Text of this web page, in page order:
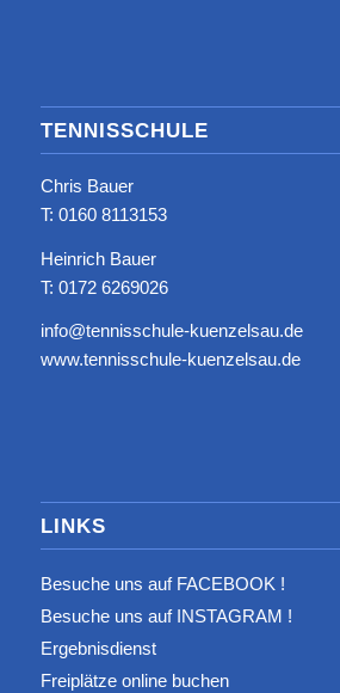
TENNISSCHULE
Chris Bauer
T: ‭0160 8113153‬
Heinrich Bauer
T: 0172 6269026
info@tennisschule-kuenzelsau.de
www.tennisschule-kuenzelsau.de
LINKS
Besuche uns auf FACEBOOK !
Besuche uns auf INSTAGRAM !
Ergebnisdienst
Freiplätze online buchen